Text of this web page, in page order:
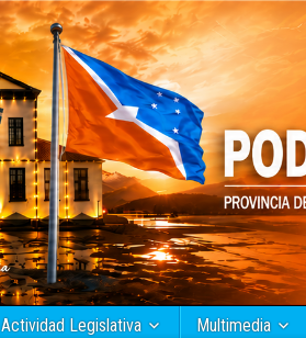
Actividad Legislativa Multimedia